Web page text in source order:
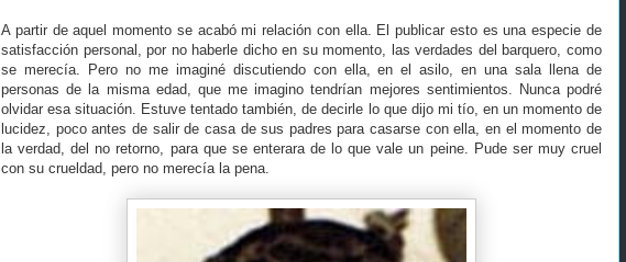
A partir de aquel momento se acabó mi relación con ella. El publicar esto es una especie de
satisfacción personal, por no haberle dicho en su momento, las verdades del barquero, como
se merecía. Pero no me imaginé discutiendo con ella, en el asilo, en una sala llena de
personas de la misma edad, que me imagino tendrían mejores sentimientos. Nunca podré
olvidar esa situación. Estuve tentado también, de decirle lo que dijo mi tío, en un momento de
lucidez, poco antes de salir de casa de sus padres para casarse con ella, en el momento de
la verdad, del no retorno, para que se enterara de lo que vale un peine. Pude ser muy cruel
con su crueldad, pero no merecía la pena.